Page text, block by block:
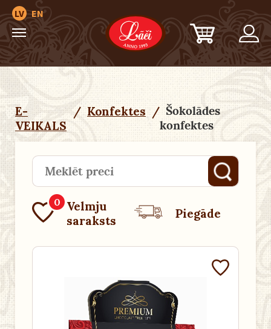
LV EN
E-
VEIKALS
/ Konfektes / Šokolādes
konfektes
0 Velmju
saraksts
Piegāde